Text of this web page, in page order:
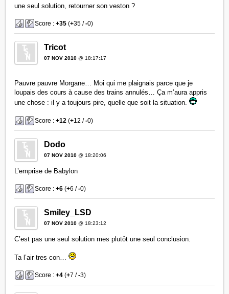
une seul solution, retourner son veston ?
Score :+35 (+35 /-0)
Tricot
07 NOV 2010 @ 18:17:17
Pauvre pauvre Morgane… Moi qui me plaignais parce que je
loupais des cours à cause des trains annulés… Ça m’aura appris
une chose : il y a toujours pire, quelle que soit la situation.
Score :+12 (+12 /-0)
Dodo
07 NOV 2010 @ 18:20:06
L’emprise de Babylon
Score :+6 (+6 /-0)
Smiley_LSD
07 NOV 2010 @ 18:23:12
C’est pas une seul solution mes plutôt une seul conclusion.
Ta l’air tres con…
Score :+4 (+7 /-3)